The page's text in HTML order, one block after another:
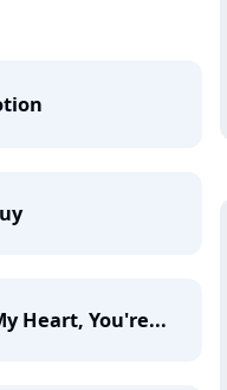
Heart, You're...